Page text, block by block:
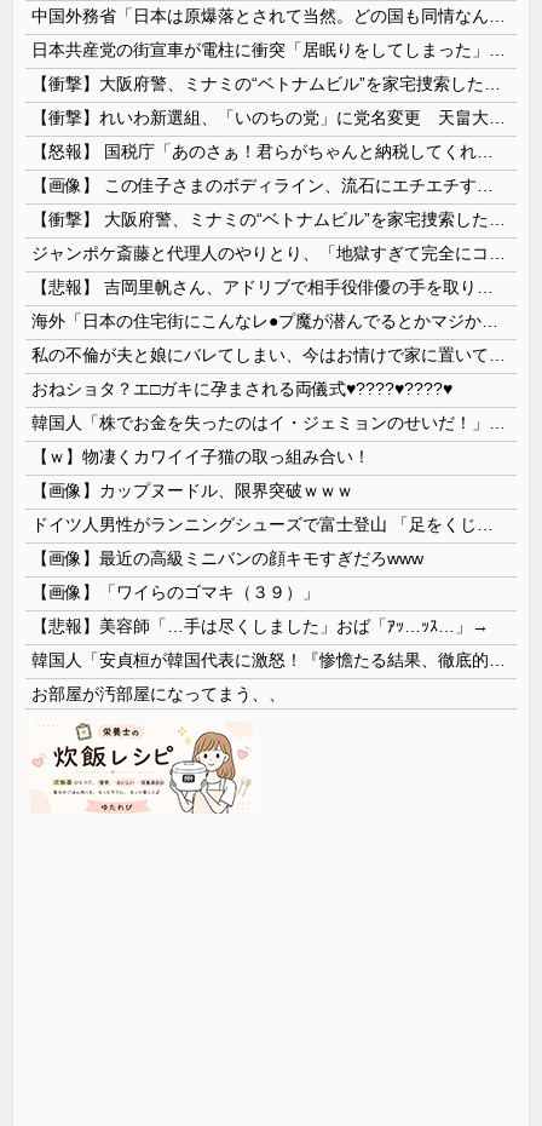
おねショタ？エ□ガキに孕まされる両儀式♥️????♥️????♥️
【ｗ】物凄くカワイイ子猫の取っ組み合い！
【画像】カップヌードル、限界突破ｗｗｗ
【画像】最近の高級ミニバンの顔キモすぎだろwww
【画像】「ワイらのゴマキ（３９）」
【悲報】美容師「…手は尽くしました」おば「ｱｯ…ｯｽ…」→
お部屋が汚部屋になってまう、、